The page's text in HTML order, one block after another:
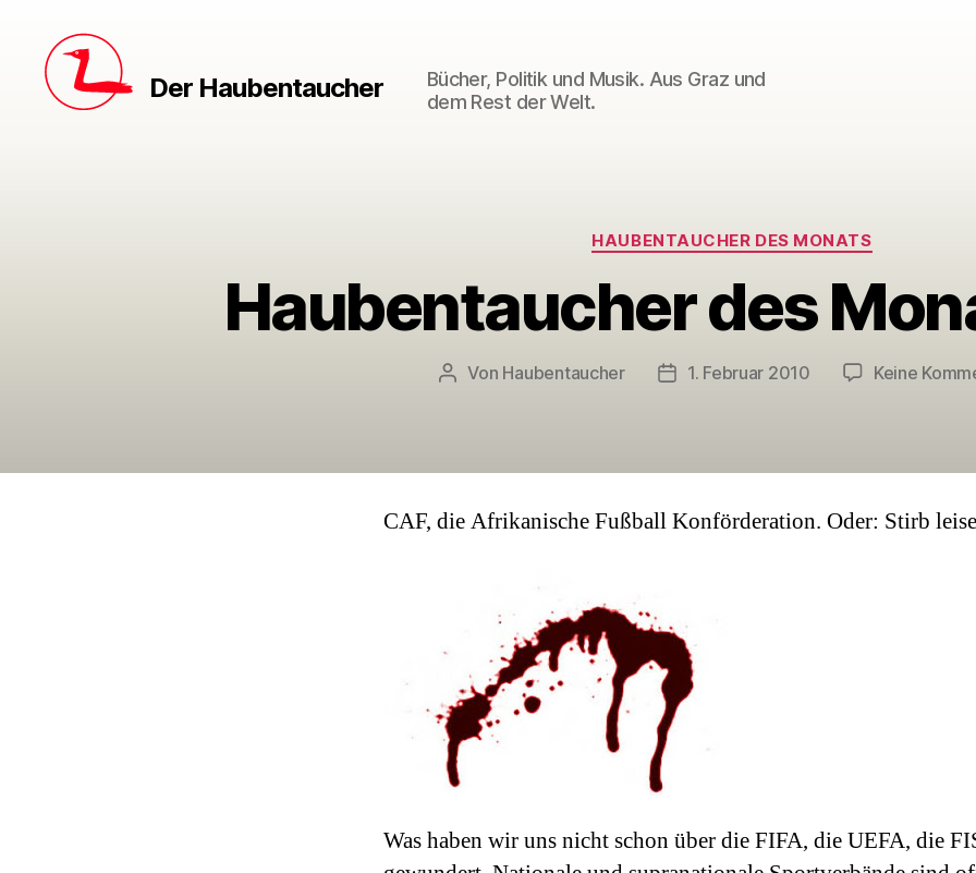
Der Haubentaucher
Bücher, Politik und Musik. Aus Graz und
dem Rest der Welt.
Kategorien
HAUBENTAUCHER DES MONATS
Haubentaucher des
Beitragsautor
Von Haubentaucher Veröffentlichungsdatum
1. Februar 2010 Keine
CAF, die Afrikanische Fußball Konförderation. Oder: Stirb
Was haben wir uns nicht schon über die FIFA, die UEFA, die